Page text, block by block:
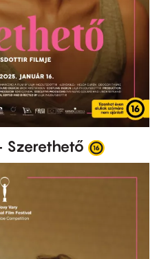
Szerethető